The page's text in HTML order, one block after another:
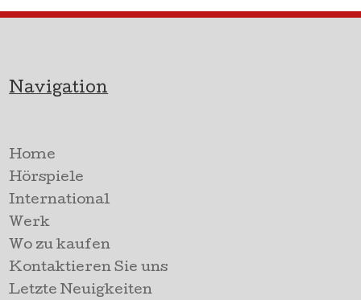
Navigation
Home
Hörspiele
International
Werk
Wo zu kaufen
Kontaktieren Sie uns
Letzte Neuigkeiten